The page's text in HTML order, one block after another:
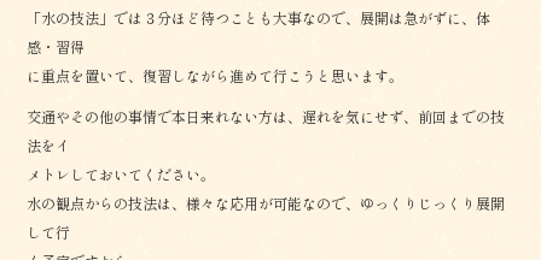
「水の技法」では３分ほど待つことも大事なので、展開は急がずに、体
感・習得
に重点を置いて、復習しながら進めて行こうと思います。
交通やその他の事情で本日来れない方は、遅れを気にせず、前回までの技
法をイ
メトレしておいてください。
水の観点からの技法は、様々な応用が可能なので、ゆっくりじっくり展開
して行